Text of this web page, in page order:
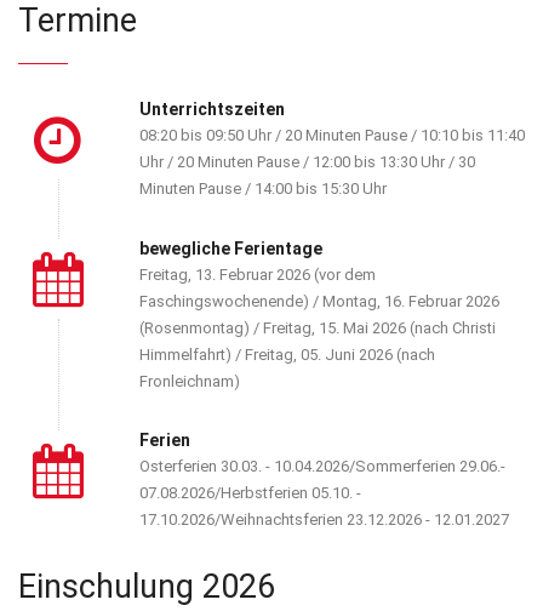
Termine
Unterrichtszeiten
08:20 bis 09:50 Uhr / 20 Minuten Pause / 10:10 bis 11:40
Uhr / 20 Minuten Pause / 12:00 bis 13:30 Uhr / 30
Minuten Pause / 14:00 bis 15:30 Uhr
bewegliche Ferientage
Freitag, 13. Februar 2026 (vor dem
Faschingswochenende) / Montag, 16. Februar 2026
(Rosenmontag) / Freitag, 15. Mai 2026 (nach Christi
Himmelfahrt) / Freitag, 05. Juni 2026 (nach
Fronleichnam)
Ferien
Osterferien 30.03. - 10.04.2026/Sommerferien 29.06.-
07.08.2026/Herbstferien 05.10. -
17.10.2026/Weihnachtsferien 23.12.2026 - 12.01.2027
Einschulung 2026